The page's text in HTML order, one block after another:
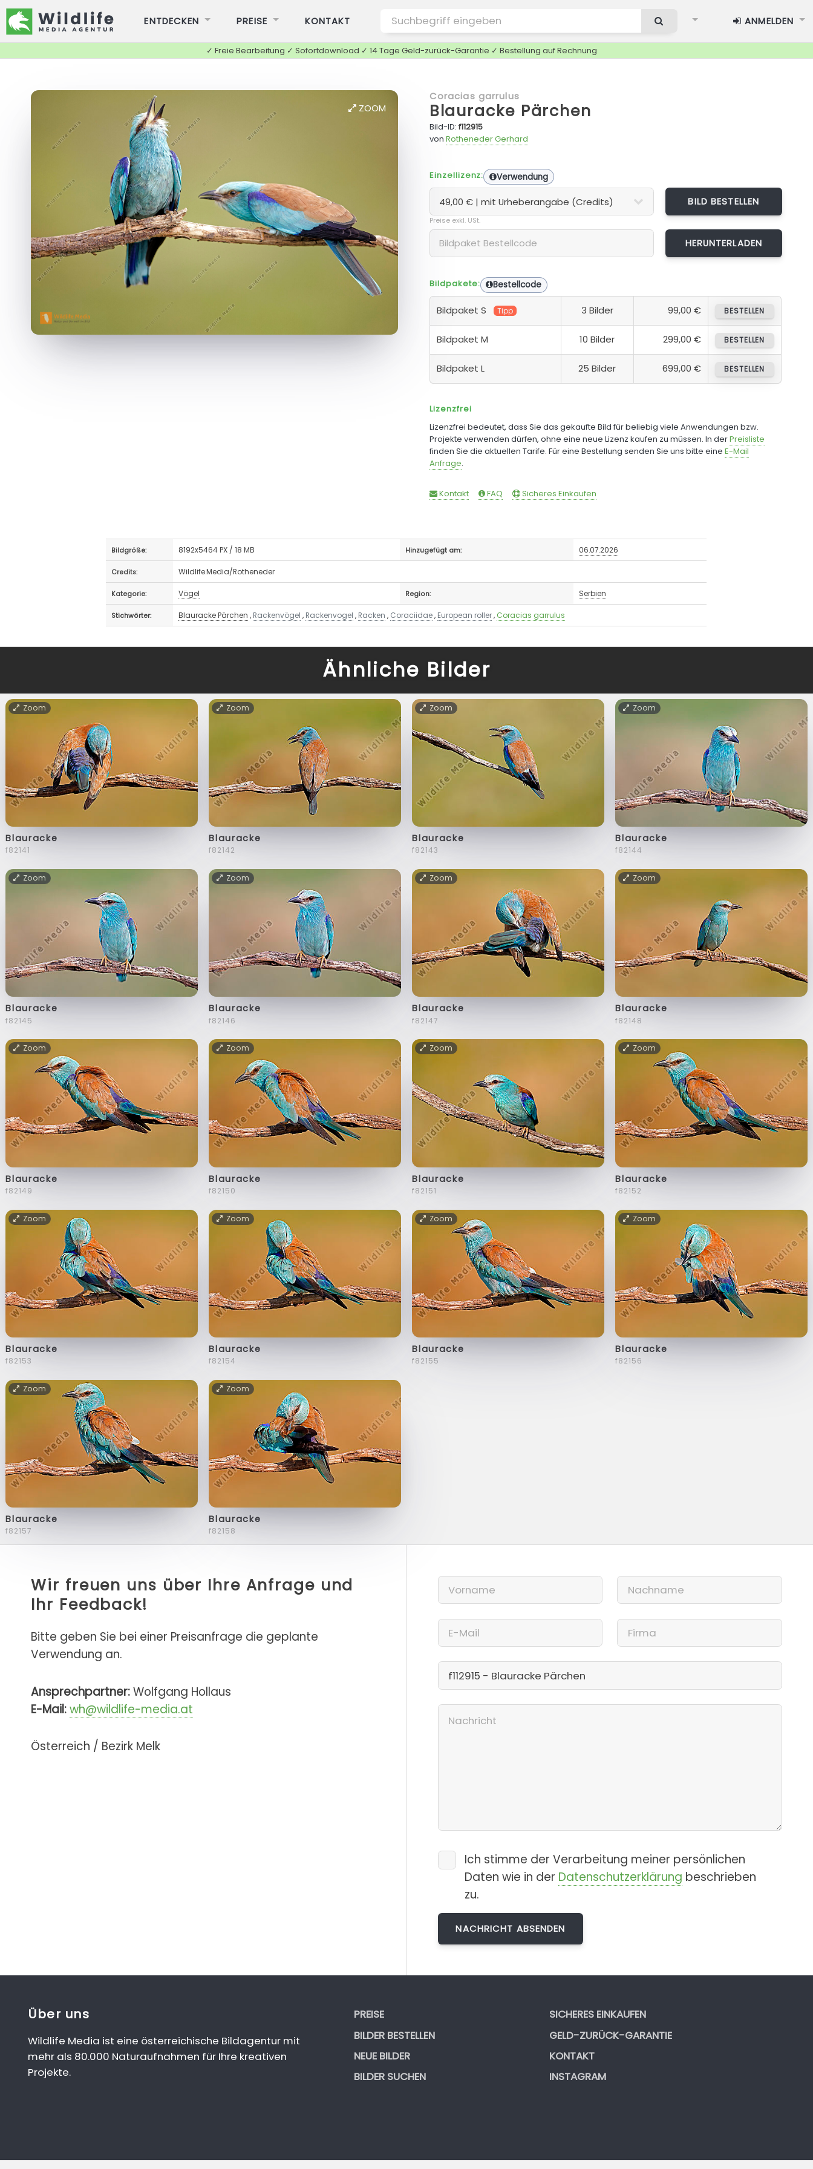
ENTDECKEN PREISE KONTAKT ANMELDEN
✓ Freie Bearbeitung ✓ Sofortdownload ✓ 14 Tage Geld-zurück-Garantie ✓ Bestellung auf Rechnung
ZOOM
Coracias garrulus
Blauracke Pärchen
Bild-ID:f112915
von Rotheneder Gerhard
Einzellizenz: Verwendung
BILD BESTELLEN
Preise exkl. USt.
Bildpakete: Bestellcode
Bildpaket S Tipp 3 Bilder 99,00 € BESTELLEN
Bildpaket M 10 Bilder 299,00 € BESTELLEN
Bildpaket L 25 Bilder 699,00 € BESTELLEN
Lizenzfrei
Lizenzfrei bedeutet, dass Sie das gekaufte Bild für beliebig viele Anwendungen bzw.
Projekte verwenden dürfen, ohne eine neue Lizenz kaufen zu müssen. In derPreisliste
finden Sie die aktuellen Tarife. Für eine Bestellung senden Sie uns bitte eine E-Mail
Anfrage.
Kontakt FAQ Sicheres Einkaufen
Bildgröße: 8192x5464 PX / 18 MB Hinzugefügt am: 06.07.2026
Credits: Wildlife.Media/Rotheneder
Kategorie: Vögel Region: Serbien
Stichwörter: Blauracke Pärchen , Rackenvögel , Rackenvogel , Racken , Coraciidae, European roller, Coracias garrulus
Ähnliche Bilder
Zoom
Blauracke
f82141
Zoom
Blauracke
f82142
Zoom
Blauracke
f82143
Zoom
Blauracke
f82144
Zoom
Blauracke
f82145
Zoom
Blauracke
f82146
Zoom
Blauracke
f82147
Zoom
Blauracke
f82148
Zoom
Blauracke
f82149
Zoom
Blauracke
f82150
Zoom
Blauracke
f82151
Zoom
Blauracke
f82152
Zoom
Blauracke
f82153
Zoom
Blauracke
f82154
Zoom
Blauracke
f82155
Zoom
Blauracke
f82156
Zoom
Blauracke
f82157
Zoom
Blauracke
f82158
Wir freuen uns über Ihre Anfrage und
Ihr Feedback!
Bitte geben Sie bei einer Preisanfrage die geplante
Verwendung an.
Ansprechpartner:Wolfgang Hollaus
E-Mail:wh@wildlife-media.at
Österreich / Bezirk Melk
Ich stimme der Verarbeitung meiner persönlichen
Daten wie in der Datenschutzerklärung beschrieben
zu.
Über uns
Wildlife Media ist eine österreichische Bildagentur mit
mehr als 80.000 Naturaufnahmen für Ihre kreativen
Projekte.
PREISE
BILDER BESTELLEN
NEUE BILDER
BILDER SUCHEN
SICHERES EINKAUFEN
GELD-ZURÜCK-GARANTIE
KONTAKT
INSTAGRAM